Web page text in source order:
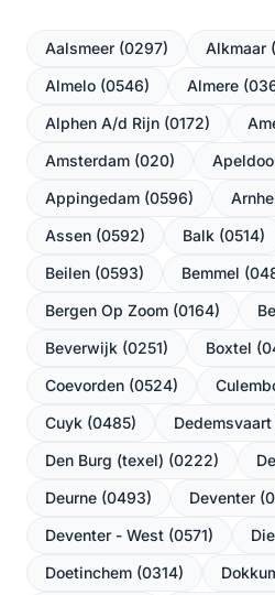
Aalsmeer (0297)
Alkmaar
Almelo (0546)
Almere
Alphen A/d Rijn (0172)
Amsterdam (020)
Appingedam (0596)
Assen (0592)
Balk (0514)
Beilen (0593)
Bemmel
Bergen Op Zoom (0164)
Beverwijk (0251)
Boxtel
Coevorden (0524)
Cuyk (0485)
Den Burg (texel) (0222)
Deurne (0493)
Deventer
Deventer - West (0571)
Doetinchem (0314)